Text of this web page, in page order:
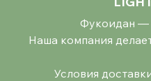
Фукоидан —
Наша компания
Условия